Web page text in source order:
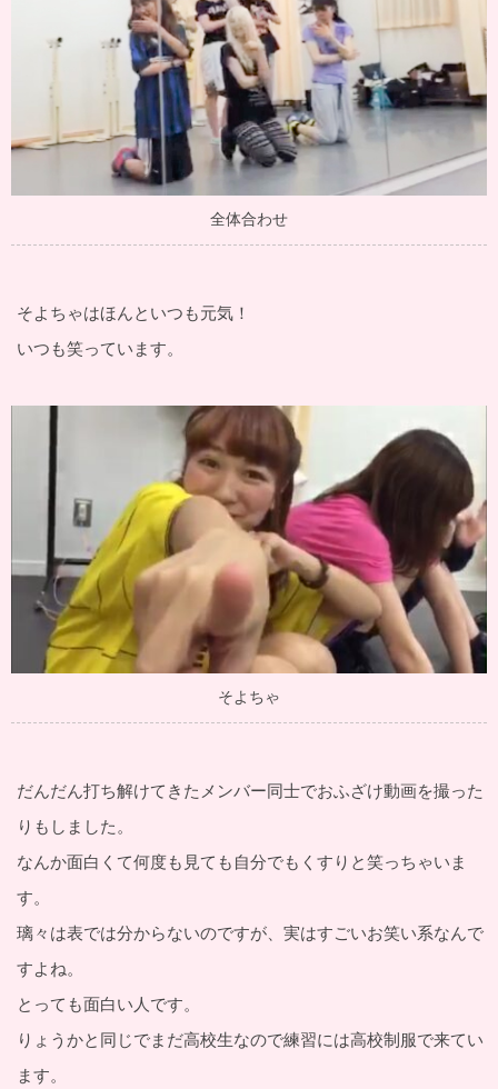
全体合わせ
そよちゃはほんといつも元気！
いつも笑っています。
そよちゃ
だんだん打ち解けてきたメンバー同士でおふざけ動画を撮った
りもしました。
なんか面白くて何度も見ても自分でもくすりと笑っちゃいま
す。
璃々は表では分からないのですが、実はすごいお笑い系なんで
すよね。
とっても面白い人です。
りょうかと同じでまだ高校生なので練習には高校制服で来てい
ます。